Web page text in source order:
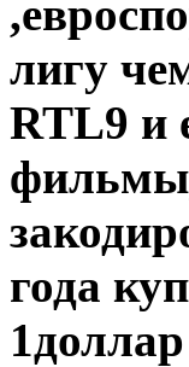
лигу
RTL9 и
года